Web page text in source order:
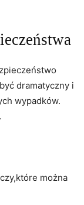
dramatyczny ​i
wypadków.
można